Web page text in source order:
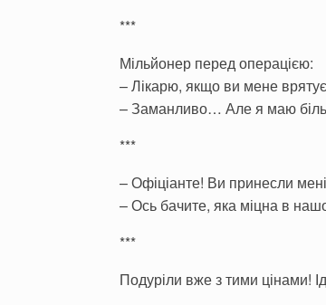
***
Мільйонер перед операцією:
– Лікарю, якщо ви мене
– Заманливо… Але я маю
***
– Офіціанте! Ви принесли
– Ось бачите, яка міцна в
***
Подуріли вже з тими цінами!